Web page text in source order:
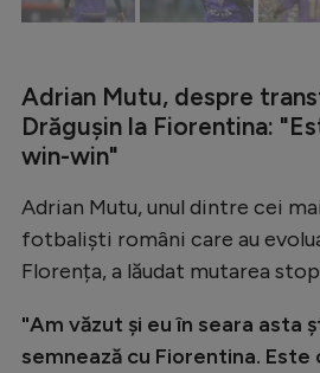
Ciclism
JO 2024
JO 2026
Creează cont
Adrian Mutu, despre
Drăgușin la Fiorentina:
win-win"
Adrian Mutu, unul dintre cei
fotbaliști români care au
Florența, a lăudat mutarea
"Am văzut și eu în seara asta
semnează cu Fiorentina.